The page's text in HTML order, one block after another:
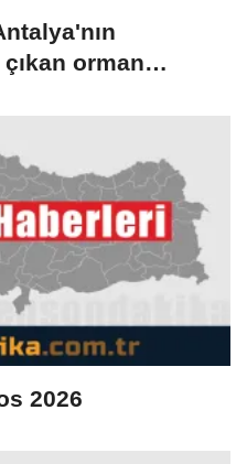
orman
2026